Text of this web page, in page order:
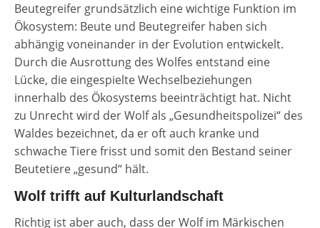
Beutegreifer grundsätzlich eine wichtige Funktion im
Ökosystem: Beute und Beutegreifer haben sich
abhängig voneinander in der Evolution entwickelt.
Durch die Ausrottung des Wolfes entstand eine
Lücke, die eingespielte Wechselbeziehungen
innerhalb des Ökosystems beeinträchtigt hat. Nicht
zu Unrecht wird der Wolf als „Gesundheitspolizei“ des
Waldes bezeichnet, da er oft auch kranke und
schwache Tiere frisst und somit den Bestand seiner
Beutetiere „gesund“ hält.
Wolf trifft auf Kulturlandschaft
Richtig ist aber auch, dass der Wolf im Märkischen